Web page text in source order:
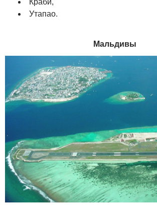
Краби,
Утапао.
Мальдивы